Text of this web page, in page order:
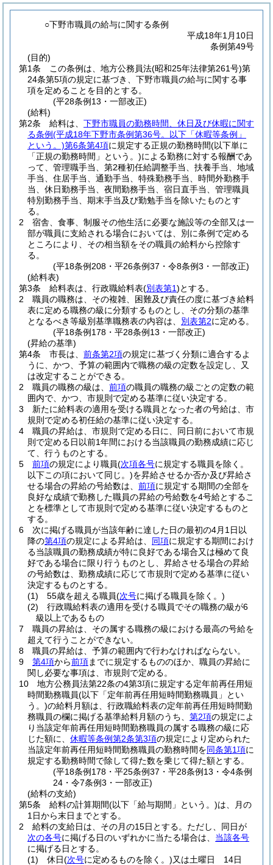
○下野市職員の給与に関する条例
平成18年1月10日
条例第49号
(目的)
第1条
この条例は、地方公務員法(昭和25年法律第261号)第
24条第5項の規定に基づき、下野市職員の給与に関する事
項を定めることを目的とする。
(平28条例13・一部改正)
(給料)
第2条
給料は、 下野市職員の勤務時間、休日及び休暇に関す
る条例(平成18年下野市条例第36号。以下「休暇等条例」
という。)第6条第4項に規定する正規の勤務時間(以下単に
「正規の勤務時間」という。)による勤務に対する報酬であ
って、管理職手当、第2種初任給調整手当、扶養手当、地域
手当、住居手当、通勤手当、特殊勤務手当、時間外勤務手
当、休日勤務手当、夜間勤務手当、宿日直手当、管理職員
特別勤務手当、期末手当及び勤勉手当を除いたものとす
る。
2
宿舎、食事、制服その他生活に必要な施設等の全部又は一
部が職員に支給される場合においては、別に条例で定める
ところにより、その相当額をその職員の給料から控除す
る。
(平18条例208・平26条例37・令8条例3・一部改正)
(給料表)
第3条
給料表は、行政職給料表(別表第1)とする。
2
職員の職務は、その複雑、困難及び責任の度に基づき給料
表に定める職務の級に分類するものとし、その分類の基準
となるべき等級別基準職務表の内容は、 別表第2に定める。
(平18条例178・平28条例13・一部改正)
(昇給の基準)
第4条
市長は、 前条第2項の規定に基づく分類に適合するよ
うに、かつ、予算の範囲内で職務の級の定数を設定し、又
は改定することができる。
2
職員の職務の級は、 前項の職員の職務の級ごとの定数の範
囲内で、かつ、市規則で定める基準に従い決定する。
3
新たに給料表の適用を受ける職員となった者の号給は、市
規則で定める初任給の基準に従い決定する。
4
職員の昇給は、市規則で定める日に、同日前において市規
則で定める日以前1年間における当該職員の勤務成績に応じ
て、行うものとする。
5
前項の規定により職員(次項各号に規定する職員を除く。
以下この項において同じ。)を昇給させるか否か及び昇給さ
せる場合の昇給の号給数は、 前項に規定する期間の全部を
良好な成績で勤務した職員の昇給の号給数を4号給とするこ
とを標準として市規則で定める基準に従い決定するものと
する。
6
次に掲げる職員が当該年齢に達した日の最初の4月1日以
降の第4項の規定による昇給は、 同項に規定する期間におけ
る当該職員の勤務成績が特に良好である場合又は極めて良
好である場合に限り行うものとし、昇給させる場合の昇給
の号給数は、勤務成績に応じて市規則で定める基準に従い
決定するものとする。
(1)
55歳を超える職員(次号に掲げる職員を除く。)
(2)
行政職給料表の適用を受ける職員でその職務の級が6
級以上であるもの
7
職員の昇給は、その属する職務の級における最高の号給を
超えて行うことができない。
8
職員の昇給は、予算の範囲内で行わなければならない。
9
第4項から前項までに規定するもののほか、職員の昇給に
関し必要な事項は、市規則で定める。
10
地方公務員法第22条の4第3項に規定する定年前再任用短
時間勤務職員(以下「定年前再任用短時間勤務職員」とい
う。)の給料月額は、行政職給料表の定年前再任用短時間勤
務職員の欄に掲げる基準給料月額のうち、 第2項の規定によ
り当該定年前再任用短時間勤務職員の属する職務の級に応
じた額に、 休暇等条例第2条第3項の規定により定められた
当該定年前再任用短時間勤務職員の勤務時間を同条第1項に
規定する勤務時間で除して得た数を乗じて得た額とする。
(平18条例178・平25条例37・平28条例13・令4条例
24・令7条例3・一部改正)
(給料の支給)
第5条
給料の計算期間(以下「給与期間」という。)は、月の
1日から末日までとする。
2
給料の支給日は、その月の15日とする。 ただし、同日が
次の各号に掲げる日のいずれかに当たる場合は、 当該各号
に掲げる日とする。
(1)
休日(次号に定めるものを除く。)又は土曜日 14日